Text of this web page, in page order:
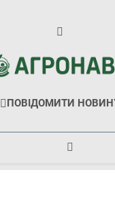
Агронавт
Новини Українського
ПОВІДОМИТИ